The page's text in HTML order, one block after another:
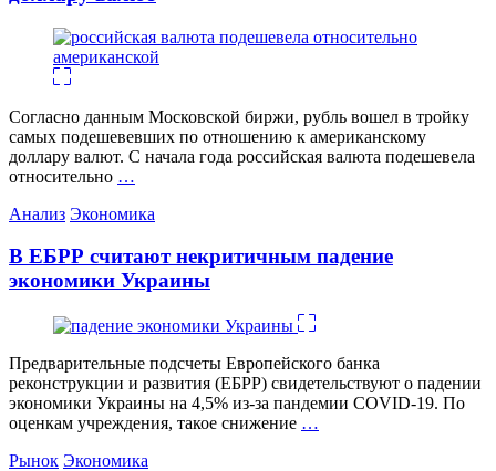
Согласно данным Московской биржи, рубль вошел в тройку
самых подешевевших по отношению к американскому
доллару валют. С начала года российская валюта подешевела
относительно …
Категории
Анализ Экономика
В ЕБРР считают некритичным падение
экономики Украины
Предварительные подсчеты Европейского банка
реконструкции и развития (ЕБРР) свидетельствуют о падении
экономики Украины на 4,5% из-за пандемии COVID-19. По
оценкам учреждения, такое снижение …
Категории
Рынок Экономика